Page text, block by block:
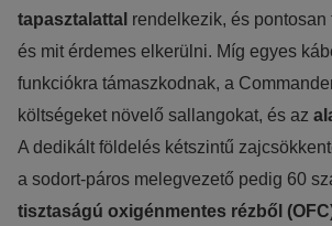
tapasztalattal rendelkezik, és pontosan
és mit érdemes elkerülni. Míg egyes
funkciókra támaszkodnak, a
költségeket növelő sallangokat, és az
A dedikált földelés kétszintű
a sodort-páros melegvezető pedig 60
tisztaságú oxigénmentes rézből